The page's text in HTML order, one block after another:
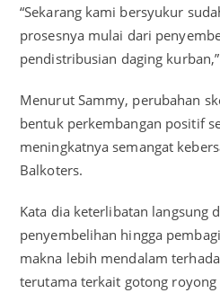
“Sekarang kami bersyukur
prosesnya mulai dari
pendistribusian daging
Menurut Sammy, perubahan
bentuk perkembangan positif
meningkatnya semangat
Balkoters.
Kata dia keterlibatan langsung
penyembelihan hingga
makna lebih mendalam
terutama terkait gotong royong